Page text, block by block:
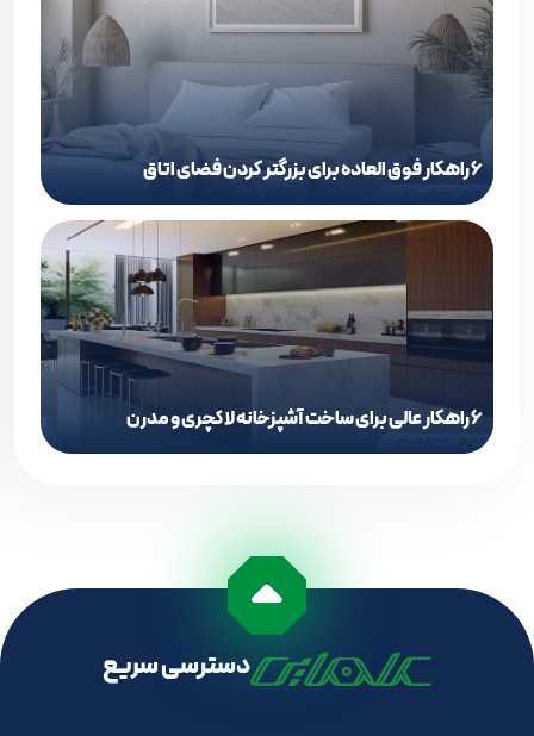
6 راهکار فوق العاده برای بزرگتر کردن فضای اتاق
6 راهکار عالی برای ساخت آشپزخانه لاکچری و مدرن
دسترسی سریع